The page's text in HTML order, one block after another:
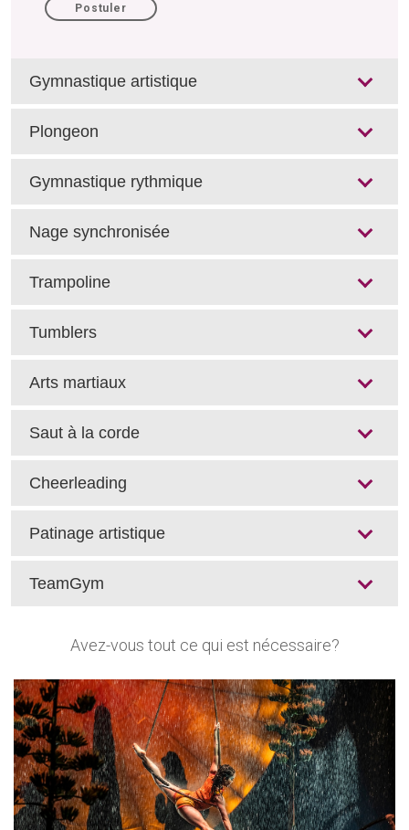
Postuler
Gymnastique artistique
Plongeon
Gymnastique rythmique
Nage synchronisée
Trampoline
Tumblers
Arts martiaux
Saut à la corde
Cheerleading
Patinage artistique
TeamGym
Avez-vous tout ce qui est nécessaire?